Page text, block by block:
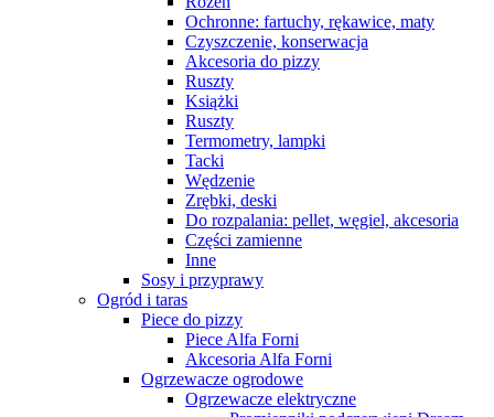
Ochronne: fartuchy, rękawice, maty
Czyszczenie, konserwacja
Akcesoria do pizzy
Ruszty
Książki
Ruszty
Termometry, lampki
Tacki
Wędzenie
Zrębki, deski
Do rozpalania: pellet, węgiel, akcesoria
Części zamienne
Inne
Sosy i przyprawy
Ogród i taras
Piece do pizzy
Piece Alfa Forni
Akcesoria Alfa Forni
Ogrzewacze ogrodowe
Ogrzewacze elektryczne